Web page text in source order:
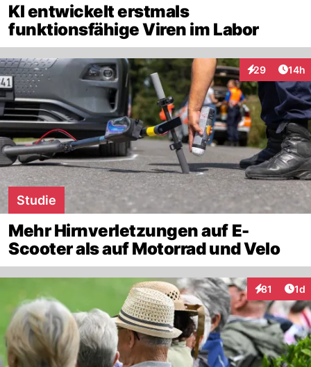
KI entwickelt erstmals
funktionsfähige Viren im Labor
29
Interaktionen
14h
Studie
Mehr Hirnverletzungen auf E-
Scooter als auf Motorrad und Velo
81 1d